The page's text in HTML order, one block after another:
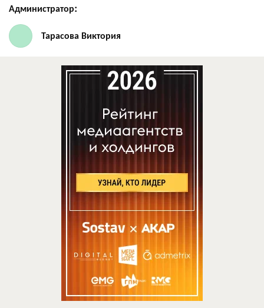
Администратор:
Тарасова Виктория